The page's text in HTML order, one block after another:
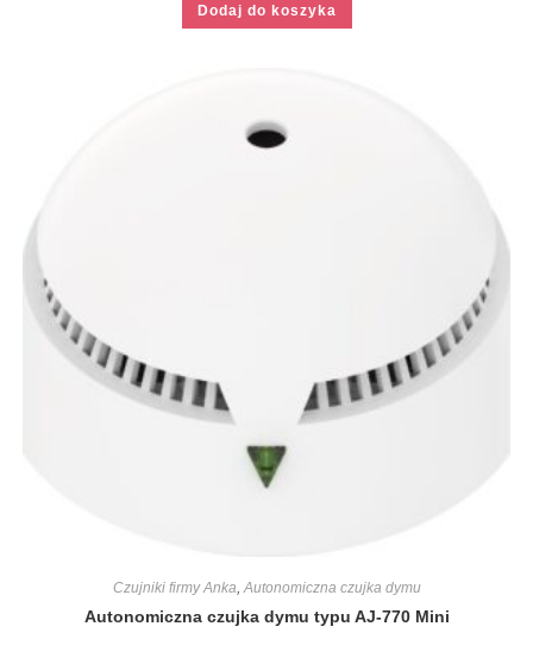
Dodaj do koszyka
Czujniki firmy Anka Autonomiczna czujka dymu
Autonomiczna czujka dymu typu AJ-770 Mini